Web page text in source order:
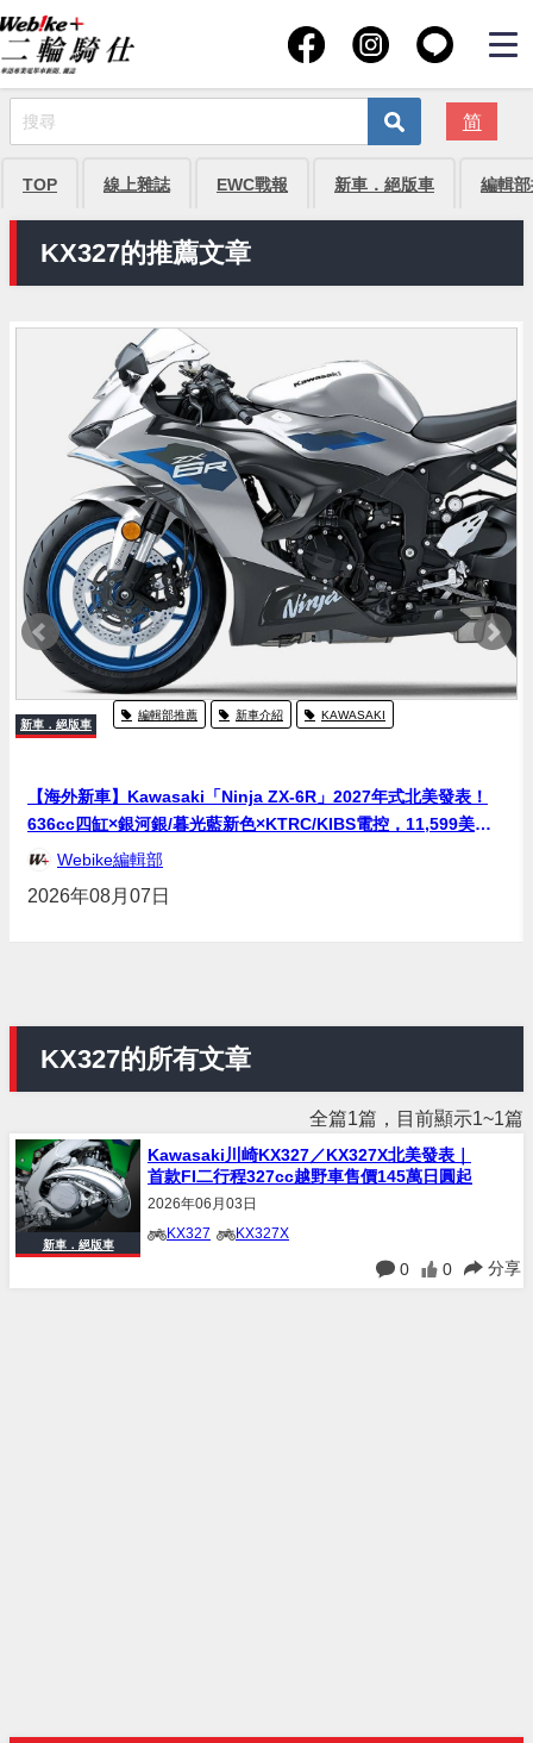
简
TOP 線上雜誌 EWC戰報 新車．絕版車 編輯
KX327的推薦文章
新車．絕版車
編輯部推薦 新車介紹 KAWASAKI
【海外新車】Kawasaki「Ninja ZX-6R」2027年式北美發表！
636cc四缸×銀河銀/暮光藍新色×KTRC/KIBS電控，11,599美元
起
Webike編輯部
2026年08月07日
KX327的所有文章
全篇1篇，目前顯示1~1篇
新車．絕版車
Kawasaki川崎KX327／KX327X北美發表｜
首款FI二行程327cc越野車售價145萬日圓起
2026年06月03日
KX327 KX327X
0 0 分享